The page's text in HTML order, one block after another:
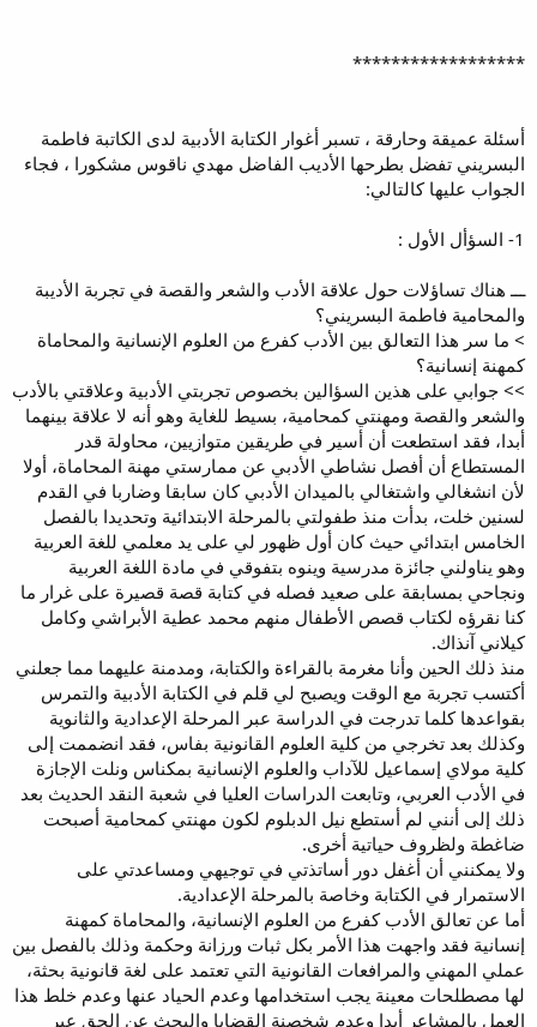
******************
أسئلة عميقة وحارقة ، تسبر أغوار الكتابة الأدبية لدى الكاتبة فاطمة
البسريني تفضل بطرحها الأديب الفاضل مهدي ناقوس مشكورا ، فجاء
الجواب عليها كالتالي:
1- السؤأل الأول :
ـــ هناك تساؤلات حول علاقة الأدب والشعر والقصة في تجربة الأديبة
والمحامية فاطمة البسريني؟
> ما سر هذا التعالق بين الأدب كفرع من العلوم الإنسانية والمحاماة
كمهنة إنسانية؟
>> جوابي على هذين السؤالين بخصوص تجربتي الأدبية وعلاقتي بالأدب
والشعر والقصة ومهنتي كمحامية، بسيط للغاية وهو أنه لا علاقة بينهما
أبدا، فقد استطعت أن أسير في طريقين متوازيين، محاولة قدر
المستطاع أن أفصل نشاطي الأدبي عن ممارستي مهنة المحاماة، أولا
لأن انشغالي واشتغالي بالميدان الأدبي كان سابقا وضاربا في القدم
لسنين خلت، بدأت منذ طفولتي بالمرحلة الابتدائية وتحديدا بالفصل
الخامس ابتدائي حيث كان أول ظهور لي على يد معلمي للغة العربية
وهو يناولني جائزة مدرسية وينوه بتفوقي في مادة اللغة العربية
ونجاحي بمسابقة على صعيد فصله في كتابة قصة قصيرة على غرار ما
كنا نقرؤه لكتاب قصص الأطفال منهم محمد عطية الأبراشي وكامل
كيلاني آنذاك.
منذ ذلك الحين وأنا مغرمة بالقراءة والكتابة، ومدمنة عليهما مما جعلني
أكتسب تجربة مع الوقت ويصبح لي قلم في الكتابة الأدبية والتمرس
بقواعدها كلما تدرجت في الدراسة عبر المرحلة الإعدادية والثانوية
وكذلك بعد تخرجي من كلية العلوم القانونية بفاس، فقد انضممت إلى
كلية مولاي إسماعيل للآداب والعلوم الإنسانية بمكناس ونلت الإجازة
في الأدب العربي، وتابعت الدراسات العليا في شعبة النقد الحديث بعد
ذلك إلى أنني لم أستطع نيل الدبلوم لكون مهنتي كمحامية أصبحت
ضاغطة ولظروف حياتية أخرى.
ولا يمكنني أن أغفل دور أساتذتي في توجيهي ومساعدتي على
الاستمرار في الكتابة وخاصة بالمرحلة الإعدادية.
أما عن تعالق الأدب كفرع من العلوم الإنسانية، والمحاماة كمهنة
إنسانية فقد واجهت هذا الأمر بكل ثبات ورزانة وحكمة وذلك بالفصل بين
عملي المهني والمرافعات القانونية التي تعتمد على لغة قانونية بحثة،
لها مصطلحات معينة يجب استخدامها وعدم الحياد عنها وعدم خلط هذا
العمل بالمشاعر أبدا وعدم شخصنة القضايا والبحث عن الحق عبر